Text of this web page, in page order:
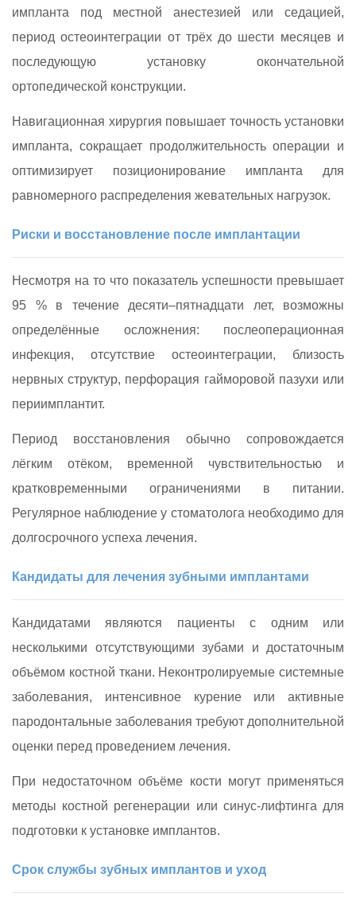
импланта под местной анестезией или седацией,
период остеоинтеграции от трёх до шести месяцев и
последующую установку окончательной
ортопедической конструкции.
Навигационная хирургия повышает точность установки
импланта, сокращает продолжительность операции и
оптимизирует позиционирование импланта для
равномерного распределения жевательных нагрузок.
Риски и восстановление после имплантации
Несмотря на то что показатель успешности превышает
95 % в течение десяти–пятнадцати лет, возможны
определённые осложнения: послеоперационная
инфекция, отсутствие остеоинтеграции, близость
нервных структур, перфорация гайморовой пазухи или
периимплантит.
Период восстановления обычно сопровождается
лёгким отёком, временной чувствительностью и
кратковременными ограничениями в питании.
Регулярное наблюдение у стоматолога необходимо для
долгосрочного успеха лечения.
Кандидаты для лечения зубными имплантами
Кандидатами являются пациенты с одним или
несколькими отсутствующими зубами и достаточным
объёмом костной ткани. Неконтролируемые системные
заболевания, интенсивное курение или активные
пародонтальные заболевания требуют дополнительной
оценки перед проведением лечения.
При недостаточном объёме кости могут применяться
методы костной регенерации или синус‑лифтинга для
подготовки к установке имплантов.
Срок службы зубных имплантов и уход